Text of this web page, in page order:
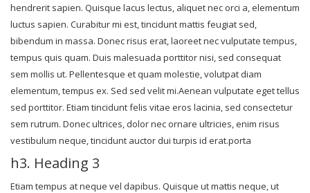
hendrerit sapien. Quisque lacus lectus, aliquet nec orci a, elementum
luctus sapien. Curabitur mi est, tincidunt mattis feugiat sed,
bibendum in massa. Donec risus erat, laoreet nec vulputate tempus,
tempus quis quam. Duis malesuada porttitor nisi, sed consequat
sem mollis ut. Pellentesque et quam molestie, volutpat diam
elementum, tempus ex. Sed sed velit mi.Aenean vulputate eget tellus
sed porttitor. Etiam tincidunt felis vitae eros lacinia, sed consectetur
sem rutrum. Donec ultrices, dolor nec ornare ultricies, enim risus
vestibulum neque, tincidunt auctor dui turpis id erat.porta
h3. Heading 3
Etiam tempus at neque vel dapibus. Quisque ut mattis neque, ut